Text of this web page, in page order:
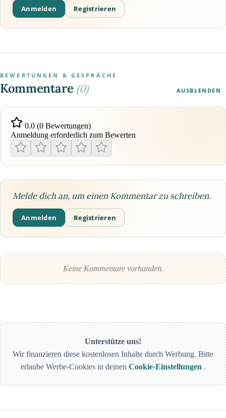
Anmelden Registrieren
BEWERTUNGEN & GESPRÄCHE
Kommentare (0) AUSBLENDEN
0.0 (0 Bewertungen)
Anmeldung erforderlich zum Bewerten
Melde dich an, um einen Kommentar zu schreiben.
Anmelden Registrieren
Keine Kommentare vorhanden.
Unterstütze uns!
Wir finanzieren diese kostenlosen Inhalte durch Werbung. Bitte
erlaube Werbe-Cookies in deinen Cookie-Einstellungen .